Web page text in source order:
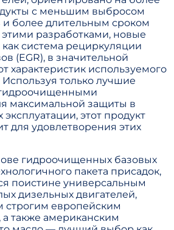
с меньшим выбросом
более длительным сроком
разработками, новые
как система рециркуляции
(EGR), в значительной
характеристик используемого
только лучшие
максимальной защиты в
этот продукт
для удовлетворения этих
гидроочищенных базовых
пакета присадок,
поистине универсальным
дизельных двигателей,
строгим европейским
а также американским